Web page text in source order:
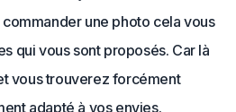
une photo cela vous
qui vous sont proposés. Car là
vous trouverez forcément
adapté à vos envies.